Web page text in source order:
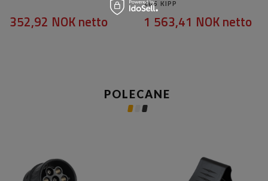
352,92 NOKnetto
265 KIPP
1 563,41 NOKnetto
POLECANE